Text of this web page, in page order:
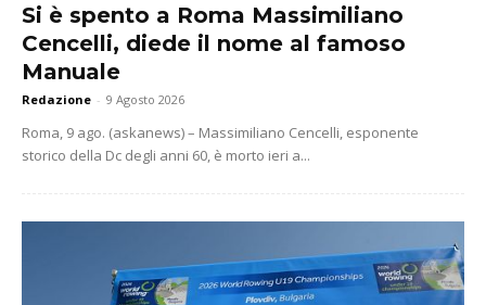
Si è spento a Roma Massimiliano
Cencelli, diede il nome al famoso
Manuale
Redazione - 9 Agosto 2026
Roma, 9 ago. (askanews) – Massimiliano Cencelli, esponente
storico della Dc degli anni 60, è morto ieri a...